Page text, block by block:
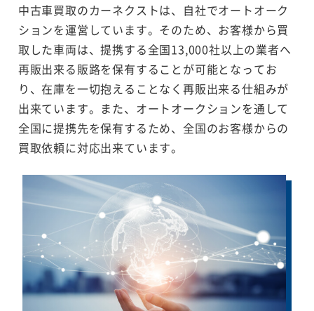
中古車買取のカーネクストは、自社でオートオーク
ションを運営しています。そのため、お客様から買
取した車両は、提携する全国13,000社以上の業者へ
再販出来る販路を保有することが可能となってお
り、在庫を一切抱えることなく再販出来る仕組みが
出来ています。また、オートオークションを通して
全国に提携先を保有するため、全国のお客様からの
買取依頼に対応出来ています。